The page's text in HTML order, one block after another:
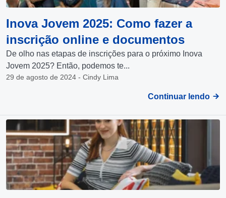
Inova Jovem 2025: Como fazer a
inscrição online e documentos
De olho nas etapas de inscrições para o próximo Inova
Jovem 2025? Então, podemos te...
29 de agosto de 2024 - Cindy Lima
Continuar lendo